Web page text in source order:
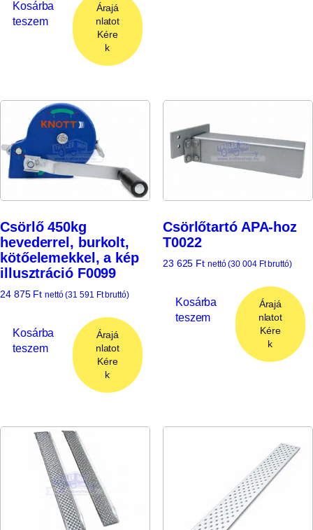
Kosárba
teszem
Árajá
nlatot
Kére
k
Csörlő 450kg
hevederrel, burkolt,
kötőelemekkel, a kép
illusztráció F0099
24 875 Ft nettó (31 591 Ftbruttó)
Kosárba
teszem
Árajá
nlatot
Kére
k
Csörlőtartó APA-hoz
T0022
23 625 Ft nettó (30 004 Ftbruttó)
Kosárba
teszem
Árajá
nlatot
Kére
k